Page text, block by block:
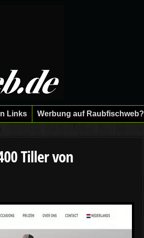
Links Werbung auf Raubfischweb?
Tiller von